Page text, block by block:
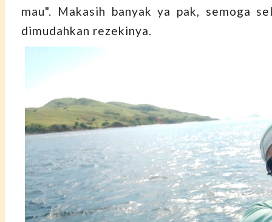
mau". Makasih banyak ya pak, semoga
dimudahkan rezekinya.